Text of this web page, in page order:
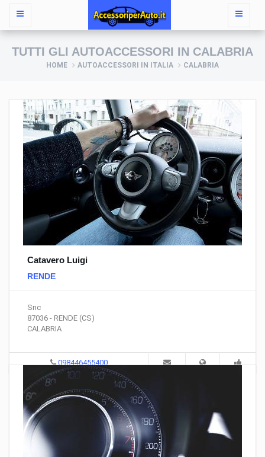
TUTTI GLI AUTOACCESSORI IN CALABRIA
HOME AUTOACCESSORI IN ITALIA CALABRIA
Catavero Luigi
RENDE
Snc
87036 - RENDE (CS)
CALABRIA
098446455400